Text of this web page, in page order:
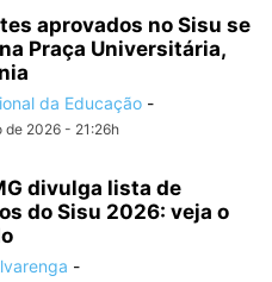
aprovados no Sisu se
Praça Universitária,
da Educação -
de 2026 - 21:26h
divulga lista de
do Sisu 2026: veja o
-